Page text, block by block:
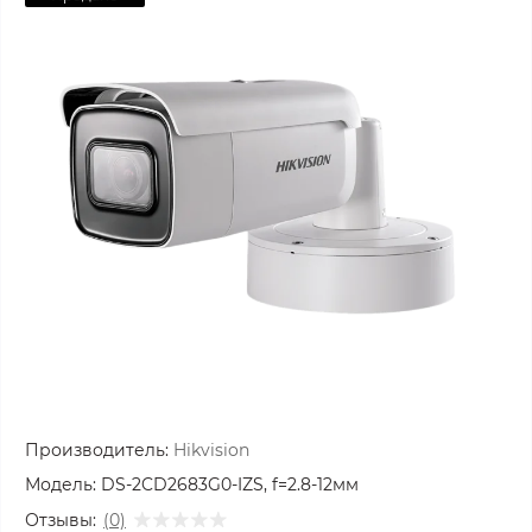
Производитель: Hikvision
Модель: DS-2CD2683G0-IZS, f=2.8-12мм
Отзывы: (0)